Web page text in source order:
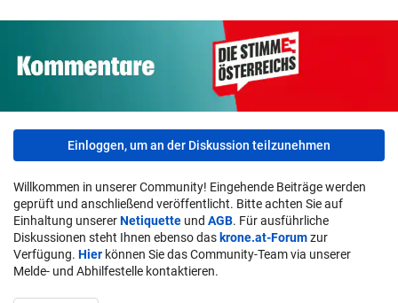
Einloggen, um an der Diskussion teilzunehmen
Willkommen in unserer Community! Eingehende Beiträge werden
geprüft und anschließend veröffentlicht. Bitte achten Sie auf
Einhaltung unsererNetiquette und AGB. Für ausführliche
Diskussionen steht Ihnen ebenso das krone.at-Forumzur
Verfügung. Hier können Sie das Community-Team via unserer
Melde- und Abhilfestelle kontaktieren.